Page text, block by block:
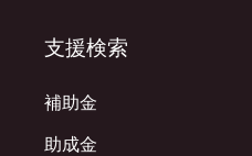
支援検索
補助金
助成金